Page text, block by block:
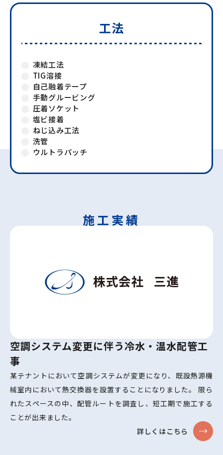
工法
凍結工法
TIG溶接
自己融着テープ
手動グルービング
圧着ソケット
塩ビ接着
ねじ込み工法
洗管
ウルトラパッチ
施工実績
空調システム変更に伴う冷水・温水配管工
事
某テナントにおいて空調システムが変更になり、既設熱源機
械室内において熱交換器を設置することになりました。 限ら
れたスペースの中、配管ルートを調査し、短工期で施工する
ことが出来ました。
詳しくはこちら